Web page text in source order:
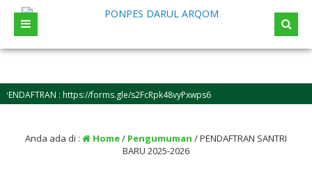
: https://forms.gle/s2FcRpk48vyPxwps6
Anda ada di : Home/ Pengumuman /PENDAFTRAN SANTRI
BARU 2025-2026